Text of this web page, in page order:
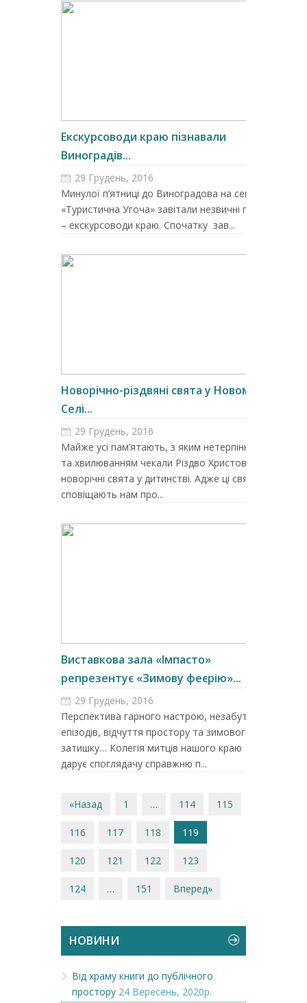
Екскурсоводи краю пізнавали
Виноградів...
29 Грудень, 2016
Минулої п’ятниці до Виноградова на семінар
«Туристична Угоча» завітали незвичні гості
– екскурсоводи краю. Спочатку зав...
Новорічно-різдвяні свята у Новому
Селі...
29 Грудень, 2016
Майже усі пам’ятають, з яким нетерпінням
та хвилюванням чекали Різдво Христове та
новорічні свята у дитинстві. Адже ці свята
сповіщають нам про...
Виставкова зала «Імпасто»
репрезентує «Зимову феєрію»...
29 Грудень, 2016
Перспектива гарного настрою, незабутніх
епізодів, відчуття простору та зимового
затишку… Колегія митців нашого краю
дарує споглядачу справжню п...
«Назад 1 … 114 115
116 117 118 119
120 121 122 123
124 … 151 Вперед»
НОВИНИ
Від храму книги до публічного
простору 24 Вересень, 2020р.